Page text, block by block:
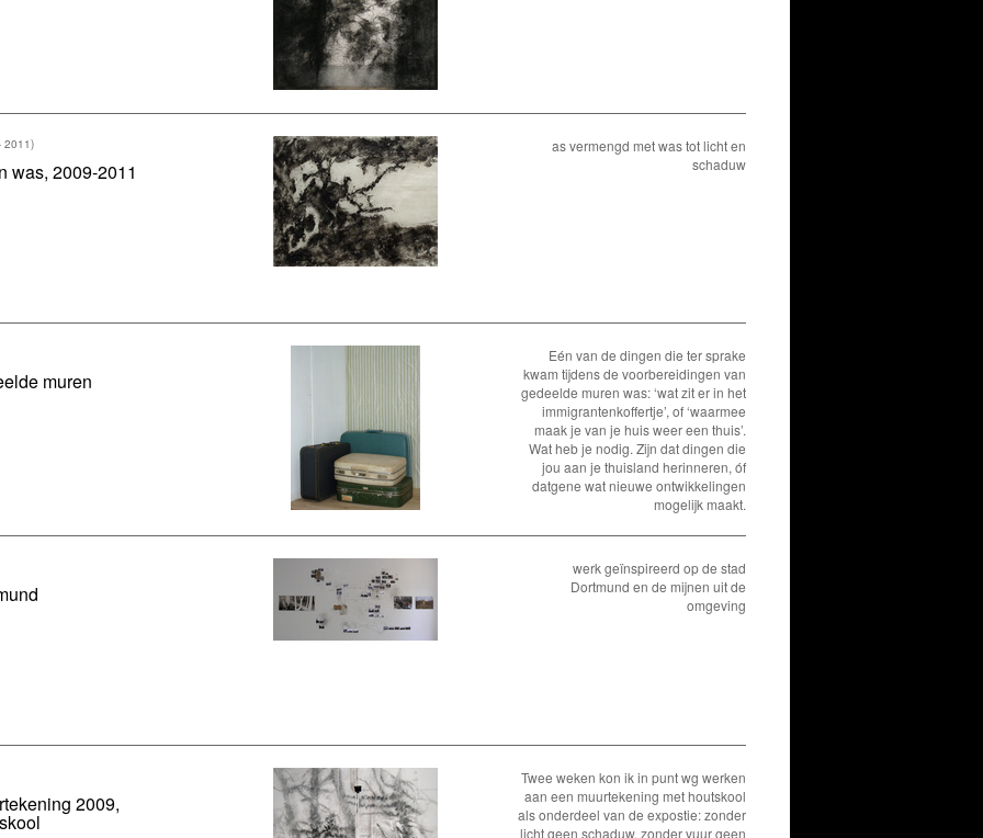
was, 2009-2011
2011)
as vermengd met was tot licht en
schaduw
muren
Eén van de dingen die ter sprake
kwam tijdens de voorbereidingen van
gedeelde muren was: ‘wat zit er in het
immigrantenkoffertje’, of ‘waarmee
maak je van je huis weer een thuis’.
Wat heb je nodig. Zijn dat dingen die
jou aan je thuisland herinneren, óf
datgene wat nieuwe ontwikkelingen
mogelijk maakt.
werk geïnspireerd op de stad
Dortmund en de mijnen uit de
omgeving
2009,
Twee weken kon ik in punt wg werken
aan een muurtekening met houtskool
als onderdeel van de expostie: zonder
licht geen schaduw, zonder vuur geen